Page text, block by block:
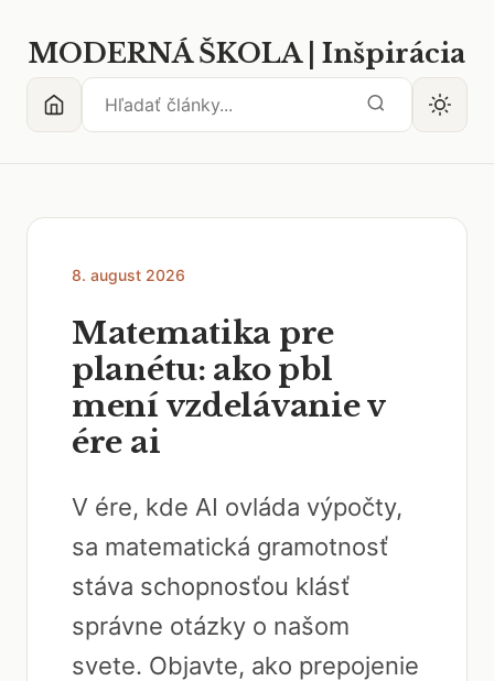
MODERNÁ ŠKOLA | Inšpirácia
8. august 2026
Matematika pre
planétu: ako pbl
mení vzdelávanie v
ére ai
V ére, kde AI ovláda výpočty,
sa matematická gramotnosť
stáva schopnosťou klásť
správne otázky o našom
svete. Objavte, ako prepojenie